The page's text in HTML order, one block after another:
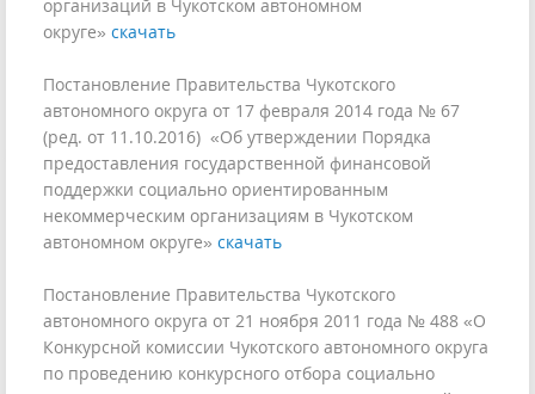
организаций в Чукотском автономном
округе» скачать
Постановление Правительства Чукотского
автономного округа от 17 февраля 2014 года № 67
(ред. от 11.10.2016) «Об утверждении Порядка
предоставления государственной финансовой
поддержки социально ориентированным
некоммерческим организациям в Чукотском
автономном округе» скачать
Постановление Правительства Чукотского
автономного округа от 21 ноября 2011 года № 488 «О
Конкурсной комиссии Чукотского автономного округа
по проведению конкурсного отбора социально